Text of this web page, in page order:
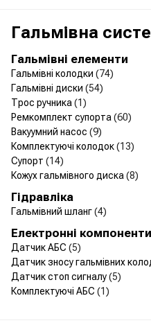
Гальмівна
Гальмівні елементи
Гальмівні колодки (74)
Гальмівні диски (54)
Трос ручника (1)
Ремкомплект супорта (60)
Вакуумний насос (9)
Комплектуючі колодок(13)
Супорт (14)
Кожух гальмівного диска (8)
Гідравліка
Гальмівний шланг(4)
Електронні компоненти
Датчик АБС (5)
Датчик зносу гальмівних
Датчик стоп сигналу(5)
Комплектуючі АБС (1)